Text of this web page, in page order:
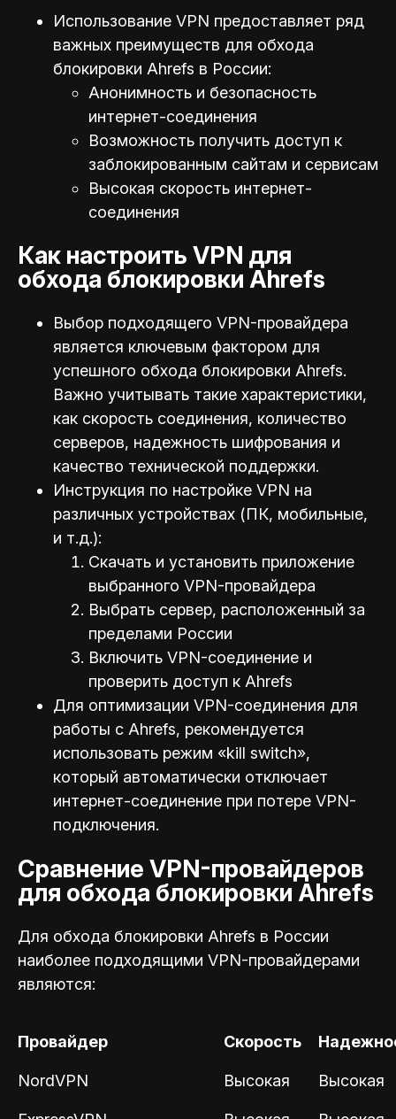
Использование VPN предоставляет ряд
важных преимуществ для обхода
блокировки Ahrefs в России:
Анонимность и безопасность
интернет-соединения
Возможность получить доступ к
заблокированным сайтам и сервисам
Высокая скорость интернет-
соединения
Как настроить VPN для
обхода блокировки Ahrefs
Выбор подходящего VPN-провайдера
является ключевым фактором для
успешного обхода блокировки Ahrefs.
Важно учитывать такие характеристики,
как скорость соединения, количество
серверов, надежность шифрования и
качество технической поддержки.
Инструкция по настройке VPN на
различных устройствах (ПК, мобильные,
и т.д.):
Скачать и установить приложение
выбранного VPN-провайдера
Выбрать сервер, расположенный за
пределами России
Включить VPN-соединение и
проверить доступ к Ahrefs
Для оптимизации VPN-соединения для
работы с Ahrefs, рекомендуется
использовать режим «kill switch»,
который автоматически отключает
интернет-соединение при потере VPN-
подключения.
Сравнение VPN-провайдеров
для обхода блокировки Ahrefs
Для обхода блокировки Ahrefs в России
наиболее подходящими VPN-провайдерами
являются:
Провайдер Скорость
NordVPN Высокая Высокая